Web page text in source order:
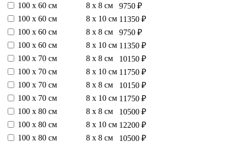
100 х 60 см
8 х 8 см
9750 ₽
100 х 60 см
8 х 10 см 11350 ₽
100 х 60 см
8 х 8 см
9750 ₽
100 х 60 см
8 х 10 см 11350 ₽
100 х 70 см
8 х 8 см
10150 ₽
100 х 70 см
8 х 10 см 11750 ₽
100 х 70 см
8 х 8 см
10150 ₽
100 х 70 см
8 х 10 см 11750 ₽
100 х 80 см
8 х 8 см
10500 ₽
100 х 80 см
8 х 10 см 12200 ₽
100 х 80 см
8 х 8 см
10500 ₽